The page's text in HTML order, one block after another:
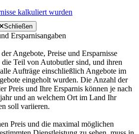
kalkuliert wurden
Schließen
Ersparnisangaben
Angebote, Preise und Ersparnisse
die Teil von Autobutler sind, und ihren
Aufträge einschließlich Angebote im
eingeholt wurden. Die Anzahl der
Preis und Ihre Ersparnis können je nach
und an welchem Ort im Land Ihr
soll variieren.
Preis und die maximal möglichen